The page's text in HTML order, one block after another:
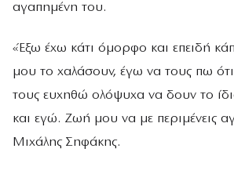
αγαπημένη του.
«Έξω έχω κάτι όμορφο και επειδή
μου το χαλάσουν, έγω να τους πω ότι
τους ευχηθώ ολόψυχα να δουν το
και εγώ. Ζωή μου να με περιμένεις
Μιχάλης Σηφάκης.